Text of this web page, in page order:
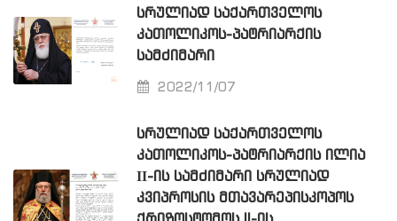
ᲡᲠᲣᲚᲘᲐᲓ ᲡᲐᲥᲐᲠᲗᲕᲔᲚᲝᲡ
ᲙᲐᲗᲝᲚᲘᲙᲝᲡ-ᲞᲐᲢᲠᲘᲐᲠᲥᲘᲡ
ᲡᲐᲛᲫᲘᲛᲐᲠᲘ
2022/11/07
ᲡᲠᲣᲚᲘᲐᲓ ᲡᲐᲥᲐᲠᲗᲕᲔᲚᲝᲡ
ᲙᲐᲗᲝᲚᲘᲙᲝᲡ-ᲞᲐᲢᲠᲘᲐᲠᲥᲘᲡ ᲘᲚᲘᲐ
ΙΙ-ᲘᲡ ᲡᲐᲛᲫᲘᲛᲐᲠᲘ ᲡᲠᲣᲚᲘᲐᲓ
ᲙᲕᲘᲞᲠᲝᲡᲘᲡ ᲛᲗᲐᲕᲐᲠᲔᲞᲘᲡᲙᲝᲞᲝᲡ